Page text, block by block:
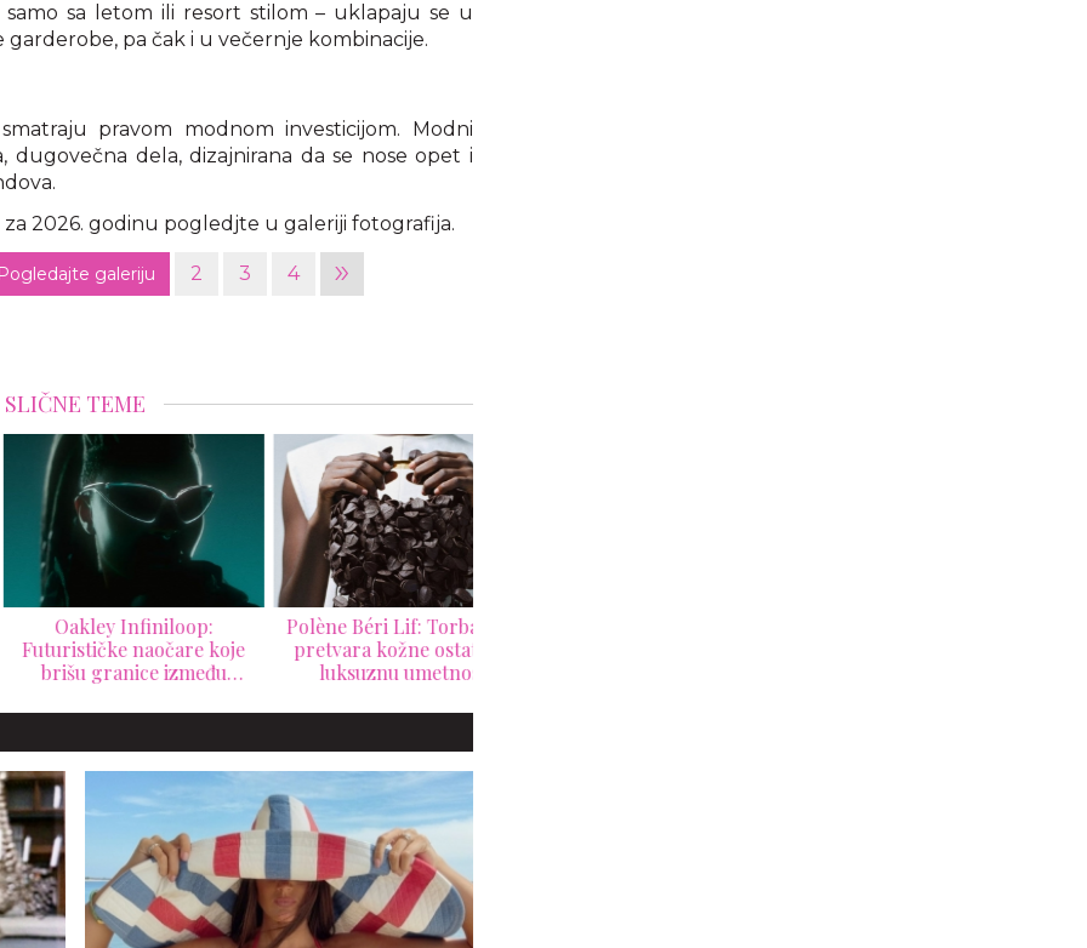
sa letom ili resort stilom – uklapaju se u
pa čak i u večernje kombinacije.
pravom modnom investicijom. Modni
dugovečna dela, dizajnirana da se nose opet i
2026. godinu pogledjte u galeriji fotografija.
Pogledajte galeriju 2 3 4 »
SLIČNE TEME
Oakley Infiniloop:
naočare koje
granice između
Polène Béri Lif: Torba koja
pretvara kožne ostatke u
luksuznu umetnost